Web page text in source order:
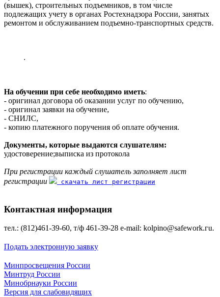
(вышек), строительных подъемников, в том числе
подлежащих учету в органах Ростехнадзора России, занятых
ремонтом и обслуживанием подъемно-транспортных средств.
.
На обучении при себе необходимо иметь:
- оригинал договора об оказании услуг по обучению,
- оригинал заявки на обучение,
- СНИЛС,
- копию платежного поручения об оплате обучения.
Документы, которые выдаются слушателям:
удостоверение;выписка из протокола
При регистрации каждый слушатель заполняет лист
регистрации
скачать лист регистрации
Контактная информация
тел.: (812)461-39-60, т/ф 461-39-28 е-mаil: kolpino@safework.гu.
Подать электронную заявку
Минпросвещения России
Минтруд России
Минобрнауки России
Версия для слабовидящих